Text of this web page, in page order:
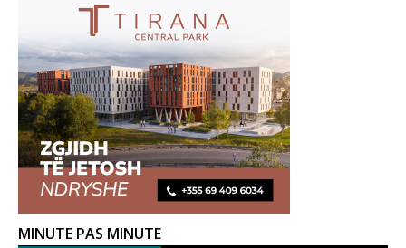
MINUTE PAS MINUTE